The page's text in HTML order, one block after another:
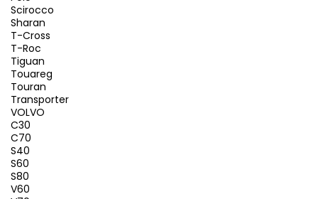
Scirocco
Sharan
T-Cross
T-Roc
Tiguan
Touareg
Touran
Transporter
VOLVO
C30
C70
S40
S60
S80
V60